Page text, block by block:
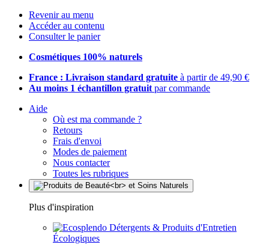
Revenir au menu
Accéder au contenu
Consulter le panier
Cosmétiques 100% naturels
France : Livraison standard gratuite à partir de 49,90 €
Au moins 1 échantillon gratuit par commande
Aide
Où est ma commande ?
Retours
Frais d'envoi
Modes de paiement
Nous contacter
Toutes les rubriques
Plus d'inspiration
Détergents & Produits d'Entretien
Écologiques